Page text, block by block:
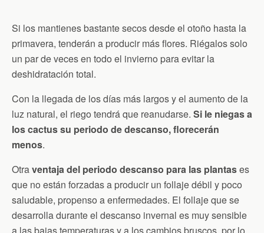
Si los mantienes bastante secos desde el otoño hasta la
primavera, tenderán a producir más flores. Riégalos solo
un par de veces en todo el invierno para evitar la
deshidratación total.
Con la llegada de los días más largos y el aumento de la
luz natural, el riego tendrá que reanudarse. Si le niegas a
los cactus su periodo de descanso, florecerán
menos.
Otraventaja del periodo descanso para las plantases
que no están forzadas a producir un follaje débil y poco
saludable, propenso a enfermedades. El follaje que se
desarrolla durante el descanso invernal es muy sensible
a las bajas temperaturas y a los cambios bruscos, por lo